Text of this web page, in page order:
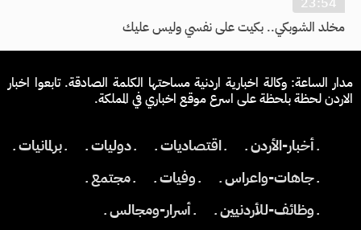
مخلد الشوبكي.. بكيت على نفسي وليس عليك
مدار الساعة: وكالة اخبارية اردنية مساحتها الكلمة الصادقة. تابعوا اخبار
الاردن لحظة بلحظة على اسرع موقع اخباري في المملكة.
ـ أخبار-الأردن ـ ـ اقتصاديات ـ ـ دوليات ـ
ـ برلمانيات ـ
ـ جاهات-واعراس ـ
ـ وفيات ـ
ـ مجتمع ـ
ـ وظائف-للأردنيين ـ
ـ أسرار-ومجالس ـ